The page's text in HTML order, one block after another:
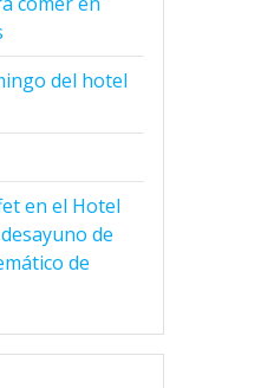
del hotel
en el Hotel
de
de